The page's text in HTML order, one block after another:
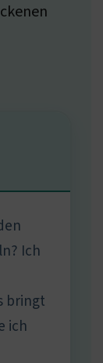
Ich
bringt
ich